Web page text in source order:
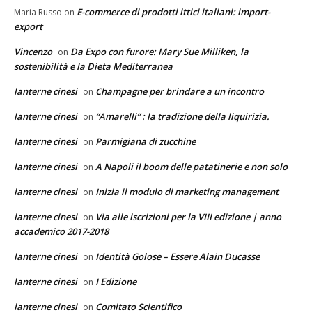
Maria Russo on E-commerce di prodotti ittici italiani: import-
export
Vincenzo on Da Expo con furore: Mary Sue Milliken, la
sostenibilità e la Dieta Mediterranea
lanterne cinesi on Champagne per brindare a un incontro
lanterne cinesi on “Amarelli” : la tradizione della liquirizia.
lanterne cinesi on Parmigiana di zucchine
lanterne cinesi on A Napoli il boom delle patatinerie e non solo
lanterne cinesi on Inizia il modulo di marketing management
lanterne cinesi on Via alle iscrizioni per la VIII edizione | anno
accademico 2017-2018
lanterne cinesi on Identità Golose – Essere Alain Ducasse
lanterne cinesi on I Edizione
lanterne cinesi on Comitato Scientifico